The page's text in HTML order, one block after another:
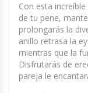
Con esta
de tu pene,
prolongarás la
anillo retrasa la
mientras que la
Disfrutarás de
pareja le